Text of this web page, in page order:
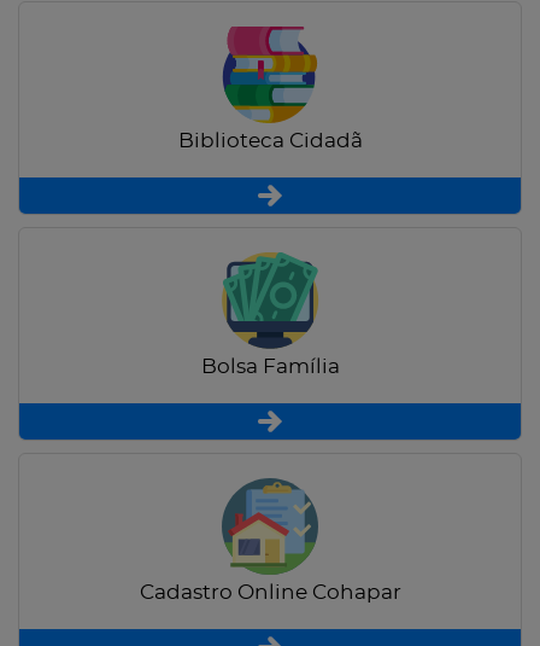
Biblioteca Cidadã
Bolsa Família
Cadastro Online Cohapar